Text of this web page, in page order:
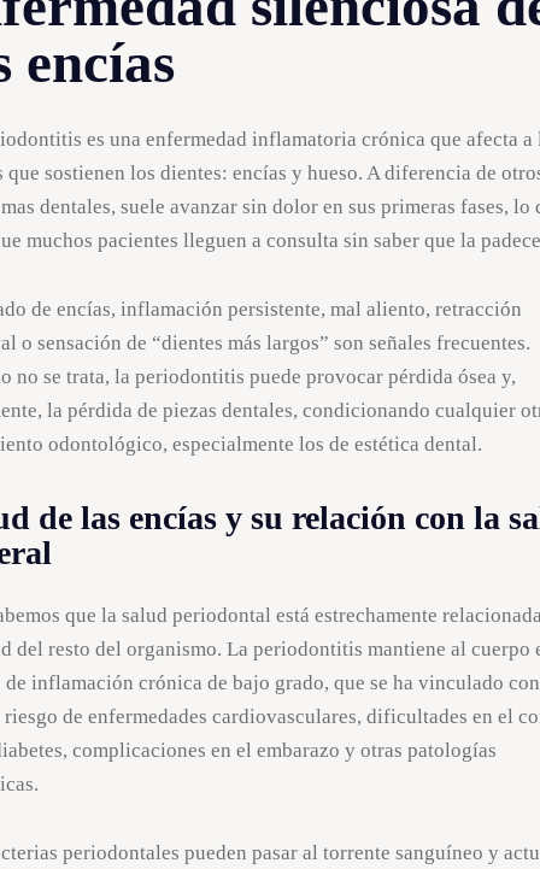
encías
es una enfermedad inflamatoria crónica que afecta a
que sostienen los dientes: encías y hueso. A diferencia de
dentales, suele avanzar sin dolor en sus primeras fases, lo
muchos pacientes lleguen a consulta sin saber que la
de encías, inflamación persistente, mal aliento, retracción
o sensación de “dientes más largos” son señales frecuentes.
no se trata, la periodontitis puede provocar pérdida ósea y,
la pérdida de piezas dentales, condicionando cualquier
odontológico, especialmente los de estética dental.
de las encías y su relación con la
que la salud periodontal está estrechamente
del resto del organismo. La periodontitis mantiene al cuerpo
de inflamación crónica de bajo grado, que se ha vinculado
riesgo de enfermedades cardiovasculares, dificultades en el
complicaciones en el embarazo y otras patologías
periodontales pueden pasar al torrente sanguíneo y